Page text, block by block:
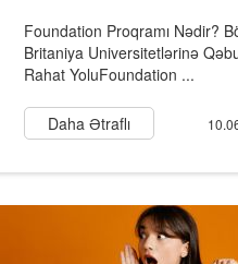
Foundation Proqramı Nədir?
Britaniya Universitetlərinə
Rahat YoluFoundation ...
Daha Ətraflı